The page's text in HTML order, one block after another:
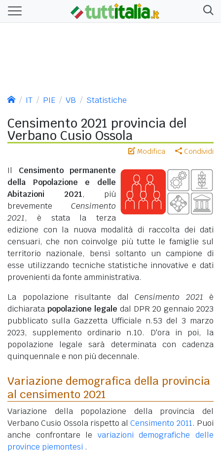
IT PIE VB Statistiche
Censimento 2021 provincia del
Verbano Cusio Ossola
Modifica Condividi
Il Censimento permanente
della Popolazione e delle
Abitazioni 2021, più
brevemente Censimento
2021, è stata la terza
edizione con la nuova modalità di raccolta dei dati
censuari, che non coinvolge più tutte le famiglie sul
territorio nazionale, bensì soltanto un campione di
esse utilizzando tecniche statistiche innovative e dati
provenienti da fonte amministrativa.
La popolazione risultante dal Censimento 2021 è
dichiarata popolazione legale dal DPR 20 gennaio 2023
pubblicato sulla Gazzetta Ufficiale n.53 del 3 marzo
2023, supplemento ordinario n.10. D'ora in poi, la
popolazione legale sarà determinata con cadenza
quinquennale e non più decennale.
Variazione demografica della provincia
al censimento 2021
Variazione della popolazione della provincia del
Verbano Cusio Ossola rispetto alCensimento 2011. Puoi
anche confrontare le variazioni demografiche delle
province piemontesi .